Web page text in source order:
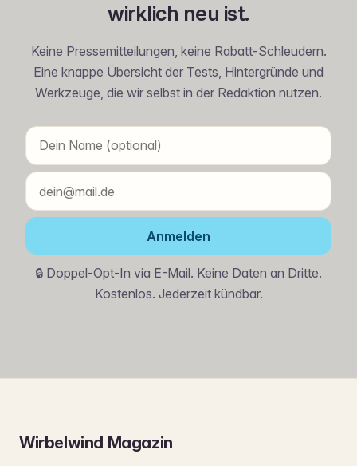
wirklich neu ist.
Keine Pressemitteilungen, keine Rabatt-Schleudern.
Eine knappe Übersicht der Tests, Hintergründe und
Werkzeuge, die wir selbst in der Redaktion nutzen.
Anmelden
🔒 Doppel-Opt-In via E-Mail. Keine Daten an Dritte.
Kostenlos. Jederzeit kündbar.
Wirbelwind Magazin